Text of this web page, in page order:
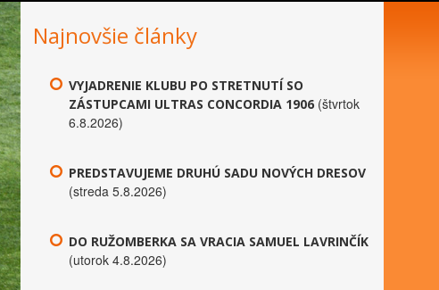
Najnovšie články
VYJADRENIE KLUBU PO STRETNUTÍ SO
ZÁSTUPCAMI ULTRAS CONCORDIA 1906 (štvrtok
6.8.2026)
PREDSTAVUJEME DRUHÚ SADU NOVÝCH DRESOV
(streda 5.8.2026)
DO RUŽOMBERKA SA VRACIA SAMUEL LAVRINČÍK
(utorok 4.8.2026)